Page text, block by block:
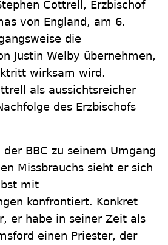
Cottrell, Erzbischof
von England, am 6.
die
Justin Welby übernehmen,
wirksam wird.
als aussichtsreicher
des Erzbischofs
der BBC zu seinem Umgang
Missbrauchs sieht er sich
mit
konfrontiert. Konkret
er habe in seiner Zeit als
einen Priester, der